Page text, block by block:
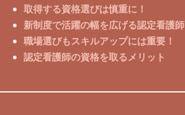
取得する資格選びは慎重に！
新制度で活躍の幅を広げる認定看護師
職場選びもスキルアップには重要！
認定看護師の資格を取るメリット